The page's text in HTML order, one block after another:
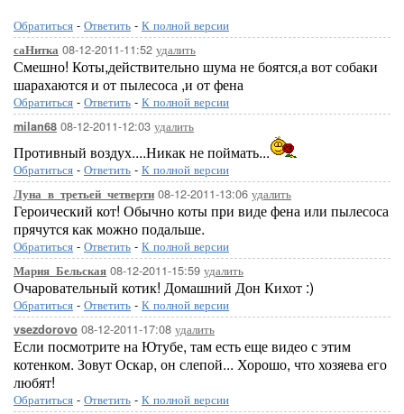
Обратиться - Ответить - К полной версии
саНитка 08-12-2011-11:52 удалить
Смешно! Коты,действительно шума не боятся,а вот собаки
шарахаются и от пылесоса ,и от фена
Обратиться - Ответить - К полной версии
milan68 08-12-2011-12:03 удалить
Противный воздух....Никак не поймать...
Обратиться - Ответить - К полной версии
Луна_в_третьей_четверти 08-12-2011-13:06 удалить
Героический кот! Обычно коты при виде фена или пылесоса
прячутся как можно подальше.
Обратиться - Ответить - К полной версии
Мария_Бельская 08-12-2011-15:59 удалить
Очаровательный котик! Домашний Дон Кихот :)
Обратиться - Ответить - К полной версии
vsezdorovo 08-12-2011-17:08 удалить
Если посмотрите на Ютубе, там есть еще видео с этим
котенком. Зовут Оскар, он слепой... Хорошо, что хозяева его
любят!
Обратиться - Ответить - К полной версии